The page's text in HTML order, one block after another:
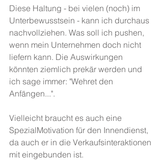
Diese Haltung - bei vielen (noch) im
Unterbewusstsein - kann ich durchaus
nachvollziehen. Was soll ich pushen,
wenn mein Unternehmen doch nicht
liefern kann. Die Auswirkungen
könnten ziemlich prekär werden und
ich sage immer: "Wehret den
Anfängen...".
Vielleicht braucht es auch eine
SpezialMotivation für den Innendienst,
da auch er in die Verkaufsinteraktionen
mit eingebunden ist.